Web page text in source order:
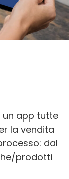
un app tutte
la vendita
dal
prodotti